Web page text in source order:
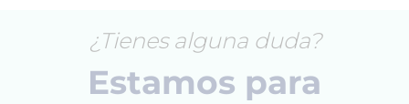
¿Tienes alguna duda?
Estamos para